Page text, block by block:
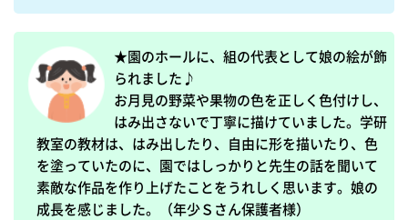
★園のホールに、組の代表として娘の絵が飾
られました♪
お月見の野菜や果物の色を正しく色付けし、
はみ出さないで丁寧に描けていました。学研
教室の教材は、はみ出したり、自由に形を描いたり、色
を塗っていたのに、園ではしっかりと先生の話を聞いて
素敵な作品を作り上げたことをうれしく思います。娘の
成長を感じました。（年少Ｓさん保護者様）